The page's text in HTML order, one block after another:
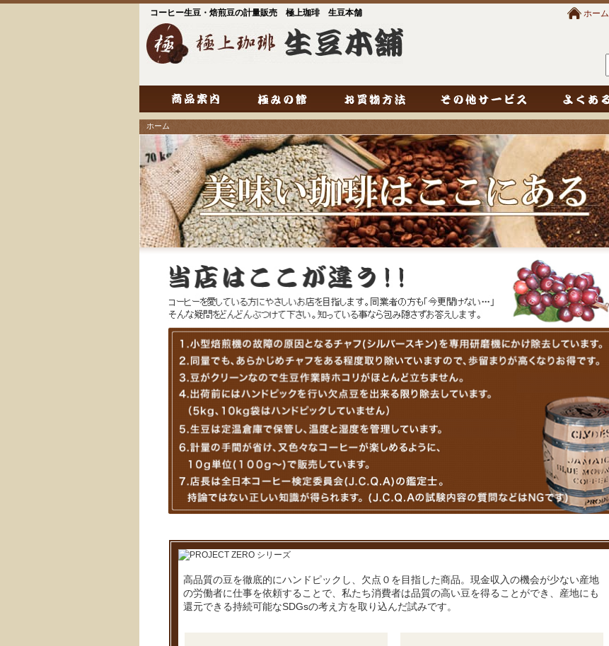
コーヒー生豆・焙煎豆の計量販売 極上珈琲 生豆本舗 ホーム
ホーム
高品質の豆を徹底的にハンドピックし、欠点０を目指した商品。現金収入の機会が少ない産地
の労働者に仕事を依頼することで、私たち消費者は品質の高い豆を得ることができ、産地にも
還元できる持続可能なSDGsの考え方を取り込んだ試みです。